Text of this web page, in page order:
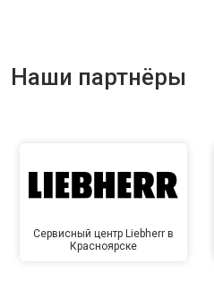
Наши партнёры
Сервисный центр Liebherr в
Красноярске